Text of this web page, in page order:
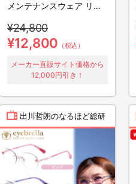
メンテナンスウェア リカ
下セット／リカバリーウェ
ア
¥24,800
¥12,800 （税込）
メーカー直販サイト価格から
12,000円引き！
出川哲朗のなるほど総研